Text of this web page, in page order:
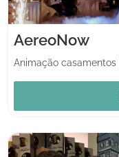
AereoNow
Animação casamentos